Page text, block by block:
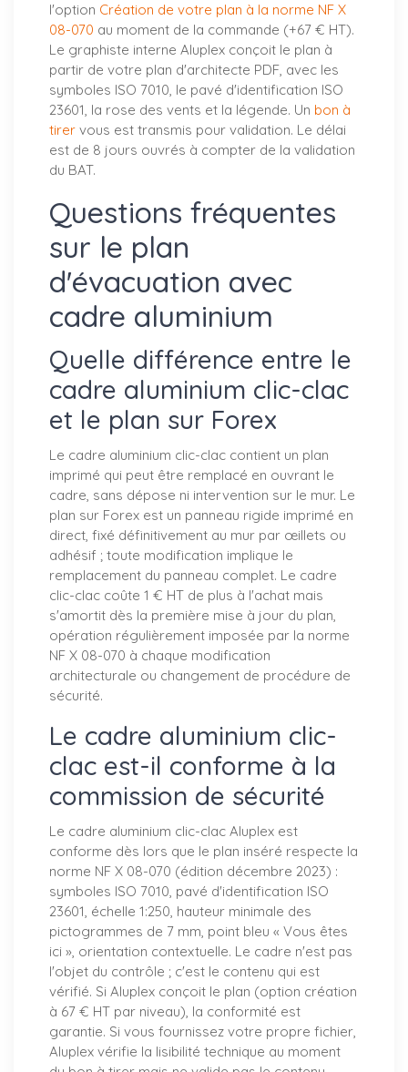
l'option Création de votre plan à la norme NF X
08-070 au moment de la commande (+67 € HT).
Le graphiste interne Aluplex conçoit le plan à
partir de votre plan d'architecte PDF, avec les
symboles ISO 7010, le pavé d'identification ISO
23601, la rose des vents et la légende. Un bon à
tirer vous est transmis pour validation. Le délai
est de 8 jours ouvrés à compter de la validation
du BAT.
Questions fréquentes
sur le plan
d'évacuation avec
cadre aluminium
Quelle différence entre le
cadre aluminium clic-clac
et le plan sur Forex
Le cadre aluminium clic-clac contient un plan
imprimé qui peut être remplacé en ouvrant le
cadre, sans dépose ni intervention sur le mur. Le
plan sur Forex est un panneau rigide imprimé en
direct, fixé définitivement au mur par œillets ou
adhésif ; toute modification implique le
remplacement du panneau complet. Le cadre
clic-clac coûte 1 € HT de plus à l'achat mais
s'amortit dès la première mise à jour du plan,
opération régulièrement imposée par la norme
NF X 08-070 à chaque modification
architecturale ou changement de procédure de
sécurité.
Le cadre aluminium clic-
clac est-il conforme à la
commission de sécurité
Le cadre aluminium clic-clac Aluplex est
conforme dès lors que le plan inséré respecte la
norme NF X 08-070 (édition décembre 2023) :
symboles ISO 7010, pavé d'identification ISO
23601, échelle 1:250, hauteur minimale des
pictogrammes de 7 mm, point bleu « Vous êtes
ici », orientation contextuelle. Le cadre n'est pas
l'objet du contrôle ; c'est le contenu qui est
vérifié. Si Aluplex conçoit le plan (option création
à 67 € HT par niveau), la conformité est
garantie. Si vous fournissez votre propre fichier,
Aluplex vérifie la lisibilité technique au moment